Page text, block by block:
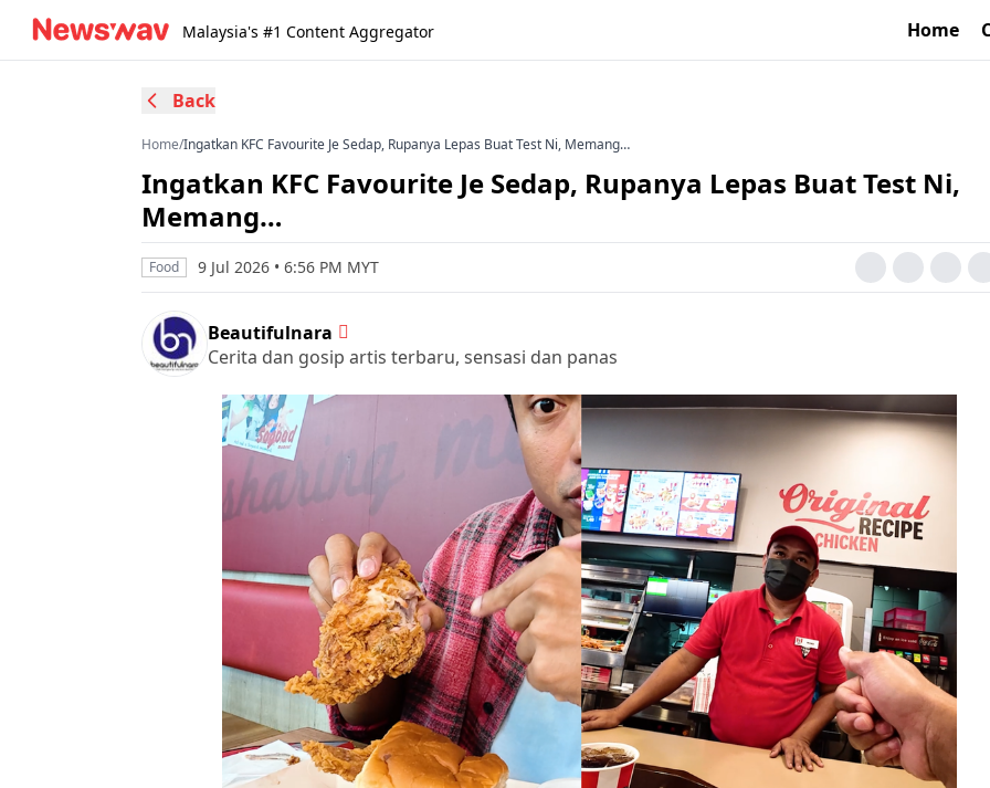
Malaysia's #1 Content Aggregator Home
Back
Home/Ingatkan KFC Favourite Je Sedap, Rupanya Lepas Buat Test Ni, Memang…
Ingatkan KFC Favourite Je Sedap, Rupanya Lepas Buat Test Ni,
Memang…
Food 9 Jul 2026 • 6:56 PM MYT
Beautifulnara
Cerita dan gosip artis terbaru, sensasi dan panas